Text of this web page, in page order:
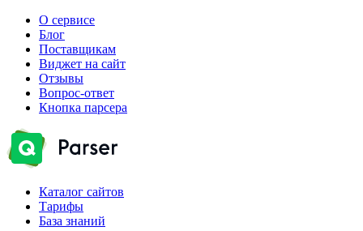
О сервисе
Блог
Поставщикам
Виджет на сайт
Отзывы
Вопрос-ответ
Кнопка парсера
Каталог сайтов
Тарифы
База знаний